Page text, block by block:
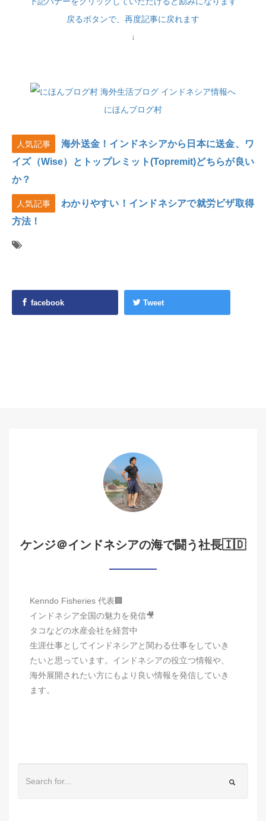
戻るボタンで、再度記事に戻れます
↓
にほんブログ村
人気記事
海外送金！インドネシアから日本に送金、ワ
イズ（Wise）とトップレミット(Topremit)どちらが良い
か？
人気記事
わかりやすい！インドネシアで就労ビザ取得
方法！
facebook Tweet
ケンジ＠インドネシアの海で闘う社長🇮🇩
Kenndo Fisheries 代表🏢
インドネシア全国の魅力を発信🎥
タコなどの水産会社を経営中
生涯仕事としてインドネシアと関わる仕事をしていき
たいと思っています。インドネシアの役立つ情報や、
海外展開されたい方にもより良い情報を発信していき
ます。